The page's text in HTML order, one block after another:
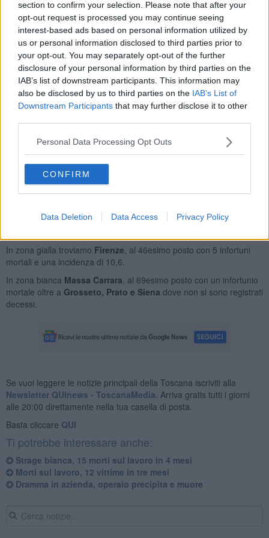
section to confirm your selection. Please note that after your
opt-out request is processed you may continue seeing
interest-based ads based on personal information utilized by
us or personal information disclosed to third parties prior to
your opt-out. You may separately opt-out of the further
disclosure of your personal information by third parties on the
IAB’s list of downstream participants. This information may
also be disclosed by us to third parties on the IAB’s List of
Downstream Participants that may further disclose it to other
Personal Data Processing Opt Outs
CONFIRM
Data Deletion Data Access Privacy Policy
Italia,269 in occasione di lavoro(8 in meno rispetto a maggio
2025) e101 in itinere(8 in meno rispetto allo scorso anno). La
maglia neraper il maggior numero di vittime in occasione di lavoro
va ancora alla Lombardia (40). Seguono Veneto (31), Sicilia (26),
Campania (24), Puglia (23), Toscana ed Emilia-Romagna (20),
Piemonte (19), Lazio (15) Liguria (11), Calabria (9), Trentino-Alto
Adige (8), Sardegna (7), Marche e Umbria (5), Abruzzo (3), Friuli-
Venezia Giulia (2) e Molise (1).
Guardando alle statistiche degli infortuni mortali con l'esclusione di
quelli in itinere, 4 province toscane si posizionano però nella zona
Livornoè al 12esimo posto in Italia con 3 decessi e un indice di
incidenza sugli occupati pari a 21.
un indice di 20,9. Segue
In zona arancioneLucca, 40esima con 2 decessi e un incidente
In zona gialla troviamo Firenze , al 46esimo posto con 5 infortuni
mortali e una incidenza di 10,6.
In zona bianca Massa Carrara , al 69esimo posto con un infortunio
mortale oltre a Grosseto, Prato e Siena dove non si sono registrati
decessi.
Se vuoi leggere le notizie principali della Toscana iscriviti alla
Newsletter QUInews - ToscanaMedia. Arriva gratis tutti i giorni
alle 20:00 direttamente nella tua casella di posta.
Basta cliccare QUI
Ti potrebbe interessare anche:
Strage bianca, 15 morti sul lavoro in 4 mesi
Morti sul lavoro, 12 vittime in tre mesi
Dramma in azienda, operaio precipita e muore